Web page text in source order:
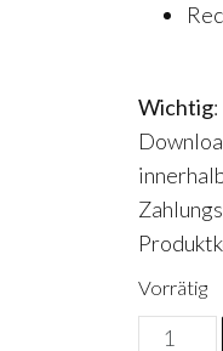
Wichtig:
Vorrätig